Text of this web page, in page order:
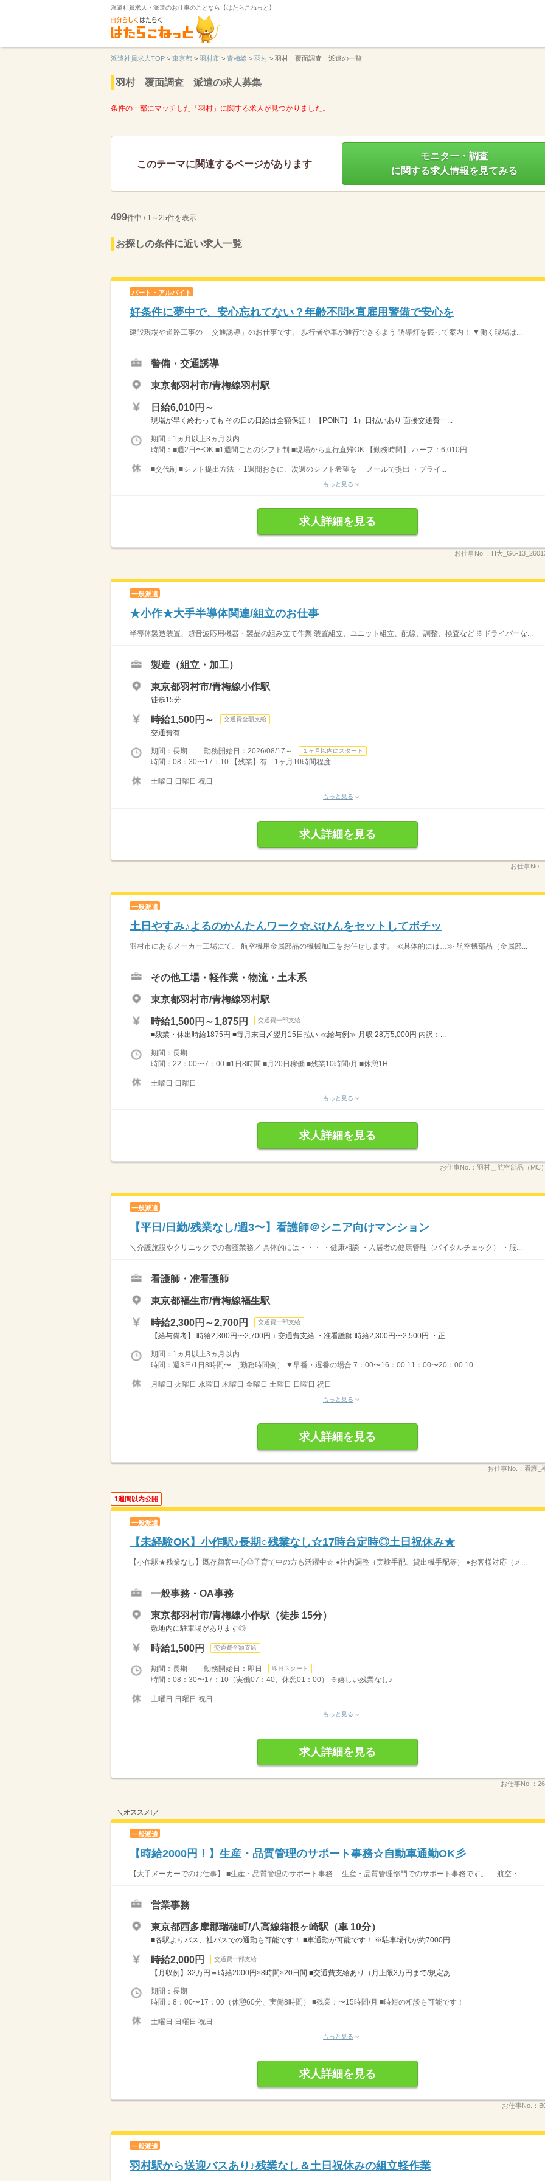
派遣社員求人・派遣のお仕事のことなら【はたらこねっと】
派遣社員求人TOP > 東京都 > 羽村市 > 青梅線 > 羽村 > 羽村 覆面調査 派遣の一覧
羽村 覆面調査 派遣の求人募集
条件の一部にマッチした「羽村」に関する求人が見つかりました。
このテーマに関連するページがあります
モニター・調査
に関する求人情報を見てみる
499件中 / 1～25件を表示
お探しの条件に近い求人一覧
パート・アルバイト
好条件に夢中で、安心忘れてない？年齢不問×直雇用警備で安心を
建設現場や道路工事の 「交通誘導」のお仕事です。 歩行者や車が通行できるよう 誘導灯を振って案内！ ▼働く現場は...
警備・交通誘導
東京都羽村市/青梅線羽村駅
日給6,010円～
現場が早く終わっても その日の日給は全額保証！ 【POINT】 1）日払いあり 面接交通費一...
期間：1ヵ月以上3ヵ月以内
時間：■週2日〜OK ■1週間ごとのシフト制 ■現場から直行直帰OK 【勤務時間】 ハーフ：6,010円...
■交代制 ■シフト提出方法 ・1週間おきに、次週のシフト希望を メールで提出 ・プライ...
もっと見る
求人詳細を見る
お仕事No.： H大_G6-
一般派遣
★小作★大手半導体関連/組立のお仕事
半導体製造装置、超音波応用機器・製品の組み立て作業 装置組立、ユニット組立、配線、調整、検査など ※ドライバーな...
製造（組立・加工）
東京都羽村市/青梅線小作駅
徒歩15分
時給1,500円～ 交通費全額支給
交通費有
期間：長期 勤務開始日：2026/08/17～ １ヶ月以内にスタート
時間：08：30〜17：10 【残業】有 1ヶ月10時間程度
土曜日 日曜日 祝日
もっと見る
求人詳細を見る
お仕事No.：
一般派遣
土日やすみ♪よるのかんたんワーク☆ぶひんをセットしてポチッ
羽村市にあるメーカー工場にて、 航空機用金属部品の機械加工をお任せします。 ≪具体的には…≫ 航空機部品（金属部...
その他工場・軽作業・物流・土木系
東京都羽村市/青梅線羽村駅
時給1,500円～1,875円 交通費一部支給
■残業・休出時給1875円 ■毎月末日〆翌月15日払い ≪給与例≫ 月収 28万5,000円 内訳：...
期間：長期
時間：22：00〜7：00 ■1日8時間 ■月20日稼働 ■残業10時間/月 ■休憩1H
土曜日 日曜日
もっと見る
求人詳細を見る
お仕事No.： 羽村＿航空部品（MC
一般派遣
【平日/日勤/残業なし/週3〜】看護師＠シニア向けマンション
＼介護施設やクリニックでの看護業務／ 具体的には・・・ ・健康相談 ・入居者の健康管理（バイタルチェック） ・服...
看護師・准看護師
東京都福生市/青梅線福生駅
時給2,300円～2,700円 交通費一部支給
【給与備考】 時給2,300円〜2,700円＋交通費支給 ・准看護師 時給2,300円〜2,500円 ・正...
期間：1ヵ月以上3ヵ月以内
時間：週3日/1日8時間〜 ［勤務時間例］ ▼早番・遅番の場合 7：00〜16：00 11：00〜20：00 10...
月曜日 火曜日 水曜日 木曜日 金曜日 土曜日 日曜日 祝日
もっと見る
求人詳細を見る
お仕事No.： 看護_
1週間以内公開
一般派遣
【未経験OK】小作駅♪長期○残業なし☆17時台定時◎土日祝休み★
【小作駅★残業なし】既存顧客中心◎子育て中の方も活躍中☆ ●社内調整（実験手配、貸出機手配等） ●お客様対応（メ...
一般事務・OA事務
東京都羽村市/青梅線小作駅（徒歩 15分）
敷地内に駐車場があります◎
時給1,500円 交通費全額支給
期間：長期 勤務開始日：即日 即日スタート
時間：08：30〜17：10（実働07：40、休憩01：00） ※嬉しい残業なし♪
土曜日 日曜日 祝日
もっと見る
求人詳細を見る
お仕事No.：
＼オススメ!／
一般派遣
【時給2000円！】生産・品質管理のサポート事務☆自動車通勤OK彡
【大手メーカーでのお仕事】 ■生産・品質管理のサポート事務 生産・品質管理部門でのサポート事務です。 航空・...
営業事務
東京都西多摩郡瑞穂町/八高線箱根ヶ崎駅（車 10分）
■各駅よりバス、社バスでの通勤も可能です！ ■車通勤が可能です！ ※駐車場代が約7000円...
時給2,000円 交通費一部支給
【月収例】32万円＝時給2000円×8時間×20日間 ■交通費支給あり（月上限3万円まで/規定あ...
期間：長期
時間：8：00〜17：00（休憩60分、実働8時間） ■残業：〜15時間/月 ■時短の相談も可能です！
土曜日 日曜日 祝日
もっと見る
求人詳細を見る
お仕事No.：
一般派遣
羽村駅から送迎バスあり♪残業なし＆土日祝休みの組立軽作業